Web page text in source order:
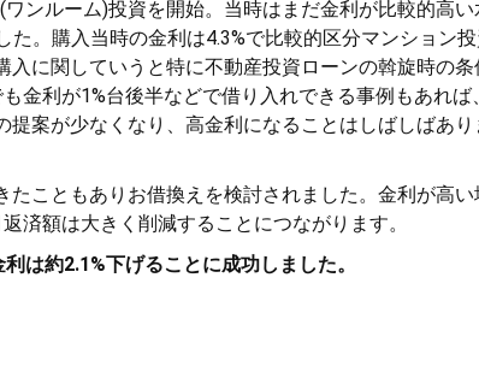
ンルーム)投資を開始。当時はまだ金利が比較的高い
た。購入当時の金利は4.3%で比較的区分マンション
に関していうと特に不動産投資ローンの斡旋時の条
金利が1%台後半などで借り入れできる事例もあれば
案が少なくなり、高金利になることはしばしばあり
こともありお借換えを検討されました。金利が高い
済額は大きく削減することにつながります。
は約2.1%下げることに成功しました。